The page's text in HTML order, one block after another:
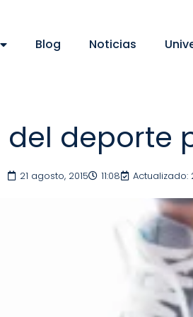
Blog Noticias
del deporte
21 agosto, 2015 11:08 Actualizado: